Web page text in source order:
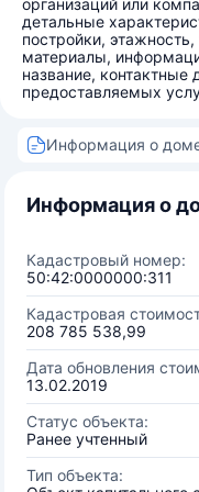
организаций или
детальные
постройки,
материалы,
название, контактные
предоставляемых
Информация о
Информация о
Кадастровый номер:
50:42:0000000:311
Кадастровая
208 785 538,99
Дата обновления
13.02.2019
Статус объекта:
Ранее учтенный
Тип объекта: